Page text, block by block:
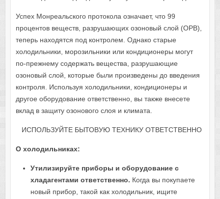
Успех Монреальского протокола означает, что 99
процентов веществ, разрушающих озоновый слой (ОРВ),
теперь находятся под контролем. Однако старые
холодильники, морозильники или кондиционеры могут
по-прежнему содержать вещества, разрушающие
озоновый слой, которые были произведены до введения
контроля. Используя холодильники, кондиционеры и
другое оборудование ответственно, вы также внесете
вклад в защиту озонового слоя и климата.
ИСПОЛЬЗУЙТЕ БЫТОВУЮ ТЕХНИКУ ОТВЕТСТВЕННО
О холодильниках:
Утилизируйте приборы и оборудование с
хладагентами ответственно. Когда вы покупаете
новый прибор, такой как холодильник, ищите